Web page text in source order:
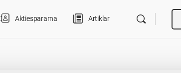
Aktiespararna Artiklar